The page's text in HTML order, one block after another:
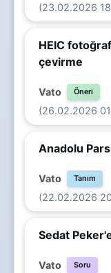
(23.02.2026
HEIC
çevirme
Vato Öneri
(26.02.2026
Anadolu
Vato Tanım
(22.02.2026
Sedat
Vato Soru